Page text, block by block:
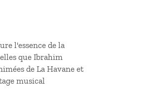
l'essence de la
que Ibrahim
de La Havane et
musical